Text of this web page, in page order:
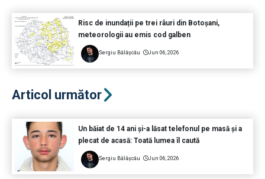
Risc de inundații pe trei râuri din Botoșani,
meteorologii au emis cod galben
Sergiu Bălășcău Jun 06, 2026
Articol următor
Un băiat de 14 ani și-a lăsat telefonul pe masă și a
plecat de acasă: Toată lumea îl caută
Sergiu Bălășcău Jun 06, 2026